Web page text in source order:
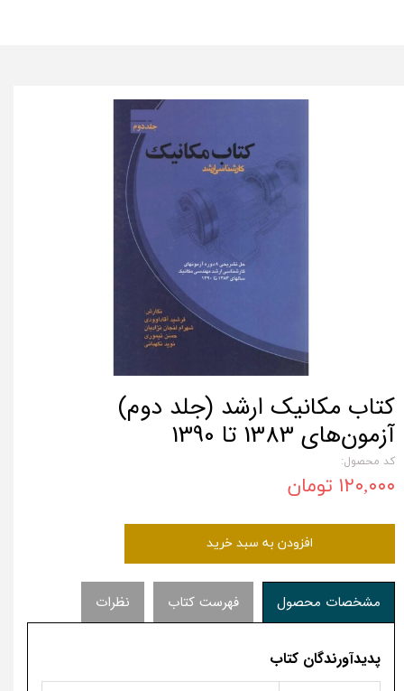
کتاب مکانیک ارشد (جلد دوم)
آزمون‌های 1383 تا 1390
کد محصول:
۱۲۰,۰۰۰ تومان
افزودن به سبد خرید
مشخصات محصول فهرست کتاب نظرات
پدیدآورندگان کتاب